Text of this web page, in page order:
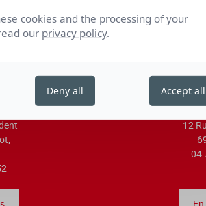
12
04
cookies and the processing of your
our privacy policy.
Deny all Accept all